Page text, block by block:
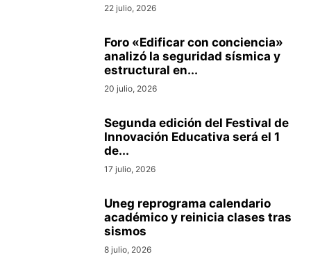
22 julio, 2026
Foro «Edificar con conciencia»
analizó la seguridad sísmica y
estructural en...
20 julio, 2026
Segunda edición del Festival de
Innovación Educativa será el 1
de...
17 julio, 2026
Uneg reprograma calendario
académico y reinicia clases tras
sismos
8 julio, 2026